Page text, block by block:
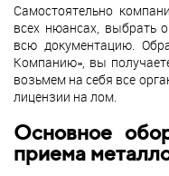
Самостоятельно
всех нюансах, выбрать
всю документацию.
Компанию», вы
возьмем на себя все
лицензии на лом.
Основное
приема